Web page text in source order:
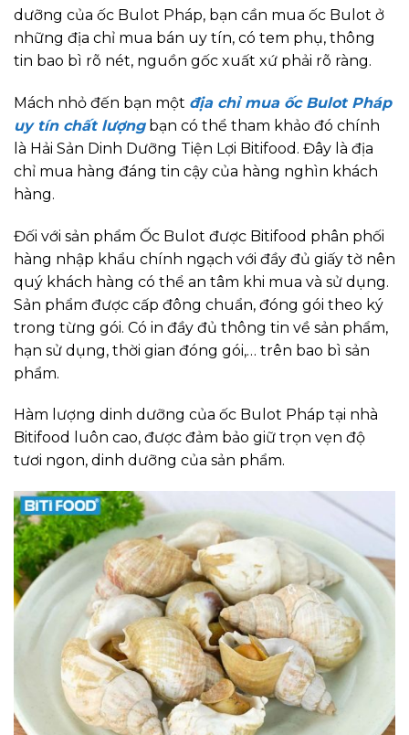
dưỡng của ốc Bulot Pháp, bạn cần mua ốc Bulot ở
những địa chỉ mua bán uy tín, có tem phụ, thông
tin bao bì rõ nét, nguồn gốc xuất xứ phải rõ ràng.
Mách nhỏ đến bạn một địa chỉ mua ốc Bulot Pháp
uy tín chất lượngbạn có thể tham khảo đó chính
là Hải Sản Dinh Dưỡng Tiện Lợi Bitifood. Đây là địa
chỉ mua hàng đáng tin cậy của hàng nghìn khách
hàng.
Đối với sản phẩm Ốc Bulot được Bitifood phân phối
hàng nhập khẩu chính ngạch với đầy đủ giấy tờ nên
quý khách hàng có thể an tâm khi mua và sử dụng.
Sản phẩm được cấp đông chuẩn, đóng gói theo ký
trong từng gói. Có in đầy đủ thông tin về sản phẩm,
hạn sử dụng, thời gian đóng gói,… trên bao bì sản
phẩm.
Hàm lượng dinh dưỡng của ốc Bulot Pháp tại nhà
Bitifood luôn cao, được đảm bảo giữ trọn vẹn độ
tươi ngon, dinh dưỡng của sản phẩm.